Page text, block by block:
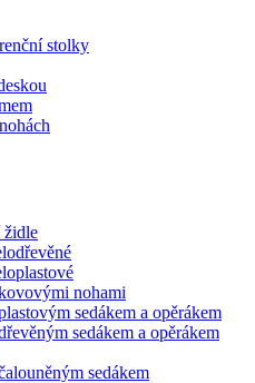
stolky
židle
nohami
sedákem a opěrákem
sedákem a opěrákem
sedákem